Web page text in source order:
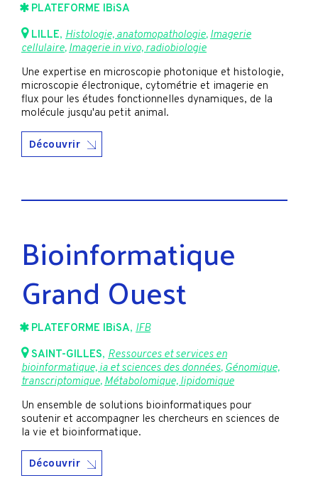
PLATEFORME IBiSA
LILLE, Histologie, anatomopathologie,Imagerie
cellulaire,Imagerie in vivo, radiobiologie
Une expertise en microscopie photonique et histologie,
microscopie électronique, cytométrie et imagerie en
flux pour les études fonctionnelles dynamiques, de la
molécule jusqu'au petit animal.
Découvrir
Bioinformatique
Grand Ouest
PLATEFORME IBiSA, IFB
SAINT-GILLES, Ressources et services en
bioinformatique, ia et sciences des données,Génomique,
transcriptomique,Métabolomique, lipidomique
Un ensemble de solutions bioinformatiques pour
soutenir et accompagner les chercheurs en sciences de
la vie et bioinformatique.
Découvrir